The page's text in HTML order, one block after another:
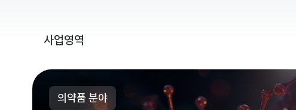
사업영역
의약품 분야